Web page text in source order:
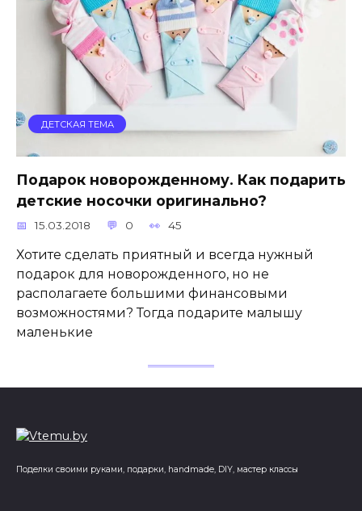
ДЕТСКАЯ ТЕМА
Подарок новорожденному. Как подарить
детские носочки оригинально?
15.03.2018 0 45
Хотите сделать приятный и всегда нужный
подарок для новорожденного, но не
располагаете большими финансовыми
возможностями? Тогда подарите малышу
маленькие
Поделки своими руками, подарки, handmade, DIY, мастер классы